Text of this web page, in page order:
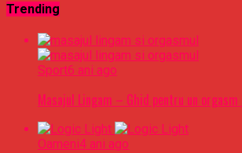
Trending
Sport6 ani ago
Masajul Lingam – Ghid pentru un orgasm
Oameni4 ani ago